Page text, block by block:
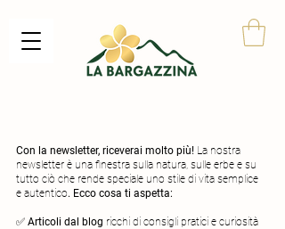
Con la newsletter, riceverai molto più! La nostra
newsletter è una finestra sulla natura, sulle erbe e su
tutto ciò che rende speciale uno stile di vita semplice
e autentico. Ecco cosa ti aspetta:
✅ Articoli dal blog ricchi di consigli pratici e curiosità